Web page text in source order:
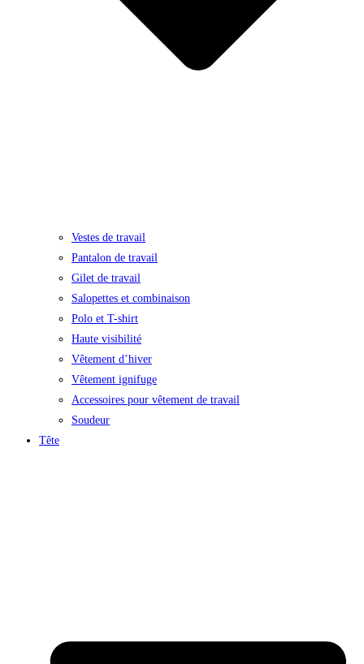
Vestes de travail
Pantalon de travail
Gilet de travail
Salopettes et combinaison
Polo et T-shirt
Haute visibilité
Vêtement d’hiver
Vêtement ignifuge
Accessoires pour vêtement de travail
Soudeur
Tête